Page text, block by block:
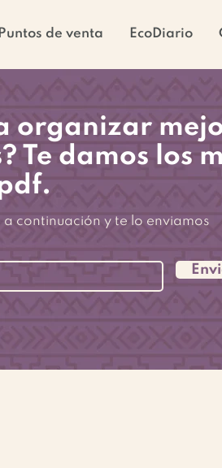
Puntos de venta EcoDiario
organizar
Te damos los
continuación y te lo enviamos